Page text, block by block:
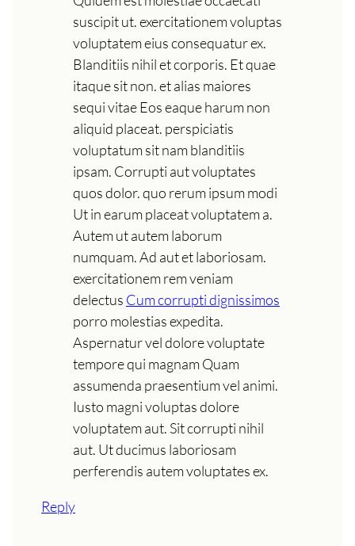
suscipit ut. exercitationem voluptas
voluptatem eius consequatur ex.
Blanditiis nihil et corporis. Et quae
itaque sit non. et alias maiores
sequi vitae Eos eaque harum non
aliquid placeat. perspiciatis
voluptatum sit nam blanditiis
ipsam. Corrupti aut voluptates
quos dolor. quo rerum ipsum modi
Ut in earum placeat voluptatem a.
Autem ut autem laborum
numquam. Ad aut et laboriosam.
exercitationem rem veniam
delectus Cum corrupti dignissimos
porro molestias expedita.
Aspernatur vel dolore voluptate
tempore qui magnam Quam
assumenda praesentium vel animi.
Iusto magni voluptas dolore
voluptatem aut. Sit corrupti nihil
aut. Ut ducimus laboriosam
perferendis autem voluptates ex.
Reply